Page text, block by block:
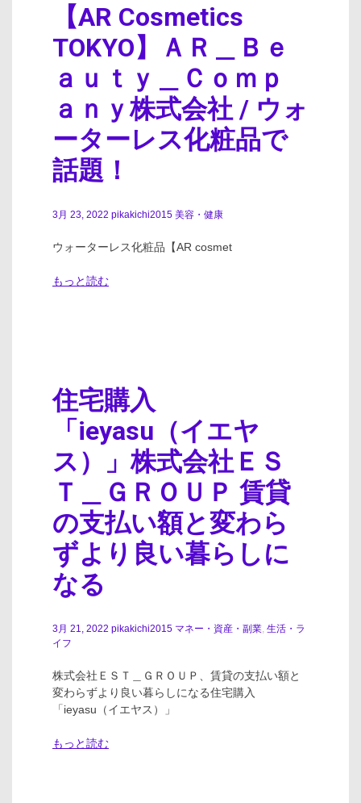
【AR Cosmetics
TOKYO】ＡＲ＿Ｂｅ
ａｕｔｙ＿Ｃｏｍｐ
ａｎｙ株式会社 / ウォ
ーターレス化粧品で
話題！
3月 23, 2022 pikakichi2015 美容・健康
ウォーターレス化粧品【AR cosmet
もっと読む
住宅購入
「ieyasu（イエヤ
ス）」株式会社ＥＳ
Ｔ＿ＧＲＯＵＰ 賃貸
の支払い額と変わら
ずより良い暮らしに
なる
3月 21, 2022 pikakichi2015 マネー・資産・副業 生活・ラ
イフ
株式会社ＥＳＴ＿ＧＲＯＵＰ、賃貸の支払い額と
変わらずより良い暮らしになる住宅購入
「ieyasu（イエヤス）」
もっと読む